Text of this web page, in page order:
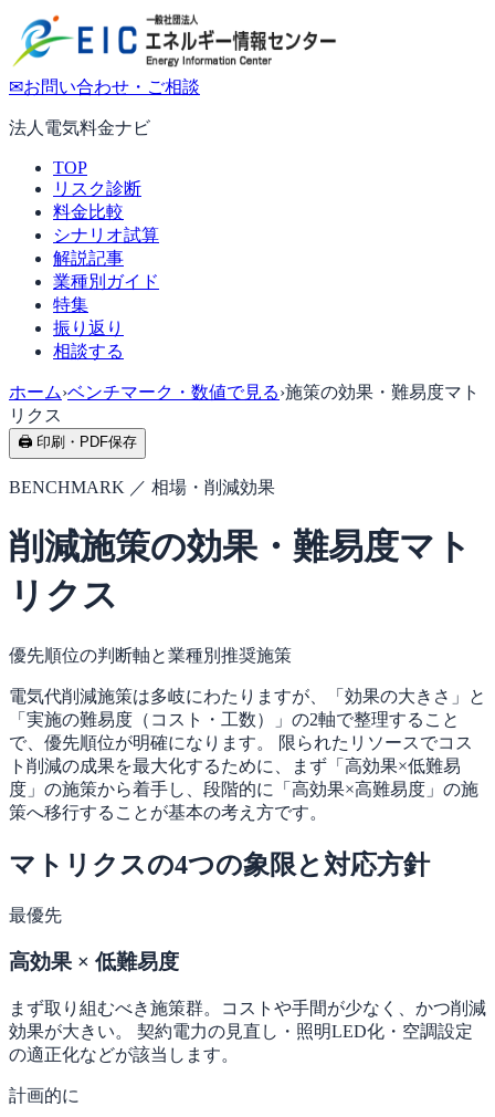
✉お問い合わせ・ご相談
法人電気料金ナビ
TOP
リスク診断
料金比較
シナリオ試算
解説記事
業種別ガイド
特集
振り返り
相談する
ホーム›ベンチマーク・数値で見る›施策の効果・難易度マト
リクス
🖨 印刷・PDF保存
BENCHMARK ／ 相場・削減効果
削減施策の効果・難易度マト
リクス
優先順位の判断軸と業種別推奨施策
電気代削減施策は多岐にわたりますが、「効果の大きさ」と
「実施の難易度（コスト・工数）」の2軸で整理すること
で、優先順位が明確になります。 限られたリソースでコス
ト削減の成果を最大化するために、まず「高効果×低難易
度」の施策から着手し、段階的に「高効果×高難易度」の施
策へ移行することが基本の考え方です。
マトリクスの4つの象限と対応方針
最優先
高効果 × 低難易度
まず取り組むべき施策群。コストや手間が少なく、かつ削減
効果が大きい。 契約電力の見直し・照明LED化・空調設定
の適正化などが該当します。
計画的に